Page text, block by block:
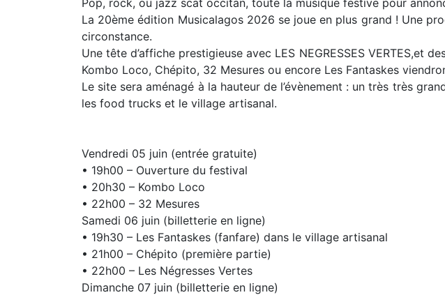
La 20ème édition Musicalagos 2026 se joue en plus grand ! Une
circonstance.
Une tête d’affiche prestigieuse avec LES NEGRESSES VERTES,et
Kombo Loco, Chépito, 32 Mesures ou encore Les Fantaskes
Le site sera aménagé à la hauteur de l’évènement : un très très
les food trucks et le village artisanal.
Vendredi 05 juin (entrée gratuite)
• 19h00 – Ouverture du festival
• 20h30 – Kombo Loco
• 22h00 – 32 Mesures
Samedi 06 juin (billetterie en ligne)
• 19h30 – Les Fantaskes (fanfare) dans le village artisanal
• 21h00 – Chépito (première partie)
• 22h00 – Les Négresses Vertes
Dimanche 07 juin (billetterie en ligne)